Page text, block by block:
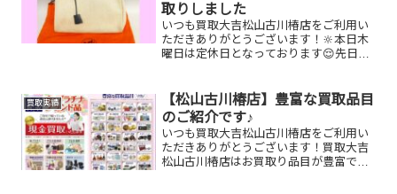
取りしました
いつも買取大吉松山古川椿店をご利用い
ただきありがとうございます！🔆本日木
曜日は定休日となっております😌先日お
グ/Pt900ダイヤモンドリングお家で眠っ
ているお品物はござ...
買取実績
【松山古川椿店】豊富な買取品目
のご紹介です♪
いつも買取大吉松山古川椿店をご利用い
ただきありがとうございます！買取大吉
松山古川椿店はお買取り品目が豊富で